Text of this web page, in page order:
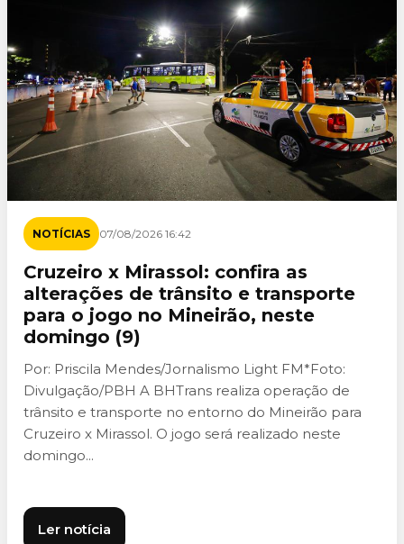
NOTÍCIAS 07/08/2026 16:42
Cruzeiro x Mirassol: confira as
alterações de trânsito e transporte
para o jogo no Mineirão, neste
domingo (9)
Por: Priscila Mendes/Jornalismo Light FM*Foto:
Divulgação/PBH A BHTrans realiza operação de
trânsito e transporte no entorno do Mineirão para
Cruzeiro x Mirassol. O jogo será realizado neste
domingo...
Ler notícia